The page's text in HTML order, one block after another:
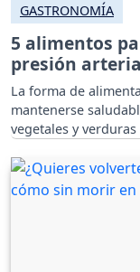
GASTRONOMÍA
5 alimentos
presión
La forma de
mantenerse
vegetales y